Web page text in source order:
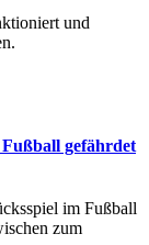
und
gefährdet
im Fußball
zum